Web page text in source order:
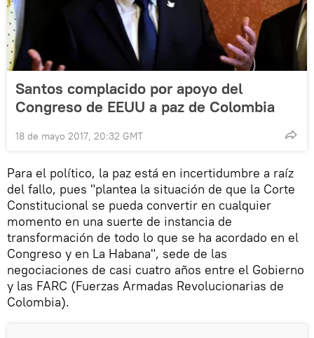
Santos complacido por apoyo del
Congreso de EEUU a paz de Colombia
18 de mayo 2017, 20:32 GMT
Para el político, la paz está en incertidumbre a raíz
del fallo, pues "plantea la situación de que la Corte
Constitucional se pueda convertir en cualquier
momento en una suerte de instancia de
transformación de todo lo que se ha acordado en el
Congreso y en La Habana", sede de las
negociaciones de casi cuatro años entre el Gobierno
y las FARC (Fuerzas Armadas Revolucionarias de
Colombia).